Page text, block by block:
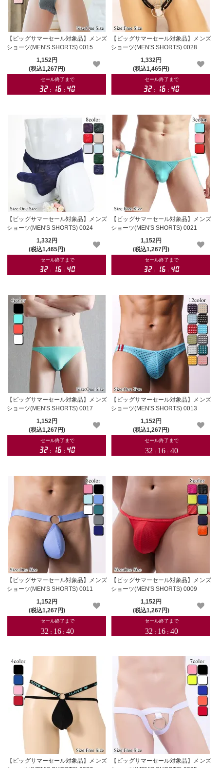
【ビッグサマーセール対象品】メンズ
ショーツ(MEN'S SHORTS) 0015
1,152円
(税込1,267円)
【ビッグサマーセール対象品】メンズ
ショーツ(MEN'S SHORTS) 0028
1,332円
(税込1,465円)
【ビッグサマーセール対象品】メンズ
ショーツ(MEN'S SHORTS) 0024
1,332円
(税込1,465円)
【ビッグサマーセール対象品】メンズ
ショーツ(MEN'S SHORTS) 0021
1,152円
(税込1,267円)
【ビッグサマーセール対象品】メンズ
ショーツ(MEN'S SHORTS) 0017
1,152円
(税込1,267円)
【ビッグサマーセール対象品】メンズ
ショーツ(MEN'S SHORTS) 0013
1,152円
(税込1,267円)
【ビッグサマーセール対象品】メンズ
ショーツ(MEN'S SHORTS) 0011
1,152円
(税込1,267円)
【ビッグサマーセール対象品】メンズ
ショーツ(MEN'S SHORTS) 0009
1,152円
(税込1,267円)
【ビッグサマーセール対象品】メンズ
【ビッグサマーセール対象品】メンズ